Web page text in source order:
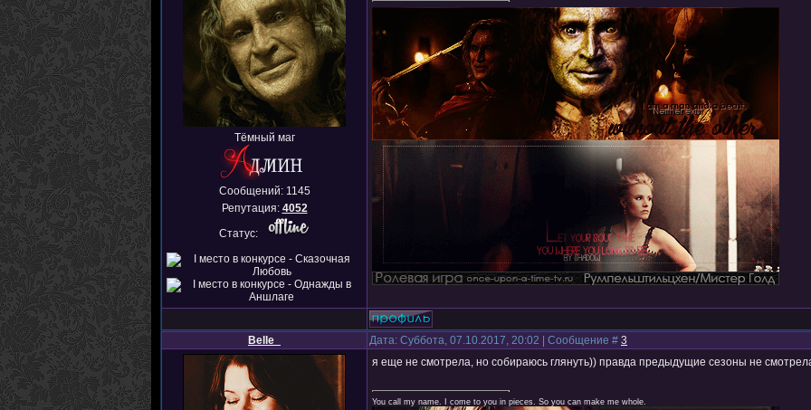
Тёмный маг
Сообщений: 1145
Репутация: 4052
Статус:
Belle_ Дата: Суббота, 07.10.2017, 20:02 | Сообщение # 3
я еще не смотрела, но собираюсь глянуть)) правда предыдущие сезоны не
You call my name. I come to you in pieces. So you can make me whole.